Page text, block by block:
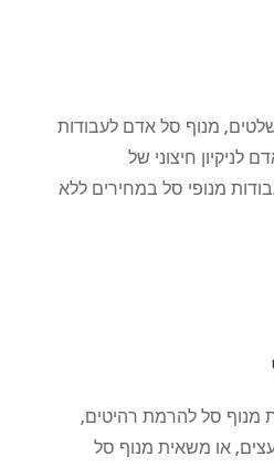
מנוף סל אדם לעבודות
לניקיון חיצוני של
מנופי סל במחירים ללא
מנוף סל להרמת רהיטים,
או משאית מנוף סל